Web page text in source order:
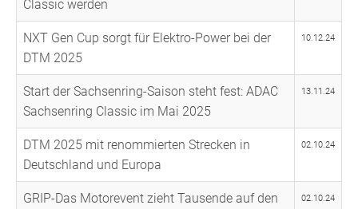
Classic werden
NXT Gen Cup sorgt für Elektro-Power bei der
DTM 2025
10.12.24
Start der Sachsenring-Saison steht fest: ADAC
Sachsenring Classic im Mai 2025
13.11.24
DTM 2025 mit renommierten Strecken in
Deutschland und Europa
02.10.24
GRIP-Das Motorevent zieht Tausende auf den
02.10.24